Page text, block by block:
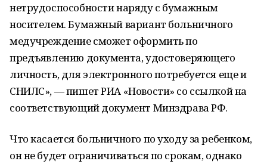
нетрудоспособности наряду с бумажным
носителем. Бумажный вариант больничного
медучреждение сможет оформить по
предъявлению документа, удостоверяющего
личность, для электронного потребуется еще и
СНИЛС», — пишет РИА «Новости» со ссылкой на
соответствующий документ Минздрава РФ.
Что касается больничного по уходу за ребенком,
он не будет ограничиваться по срокам, однако